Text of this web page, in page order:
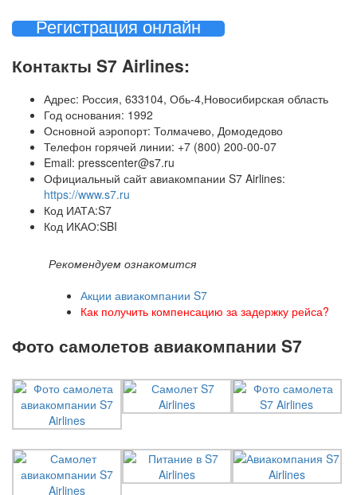
Регистрация онлайн
Контакты S7 Airlines:
Адрес: Россия, 633104, Обь-4,Новосибирская область
Год основания: 1992
Основной аэропорт: Толмачево, Домодедово
Телефон горячей линии: +7 (800) 200-00-07
Email: presscenter@s7.ru
Официальный сайт авиакомпании S7 Airlines:
https://www.s7.ru
Код ИАТА:S7
Код ИКАО:SBI
Рекомендуем ознакомится
Акции авиакомпании S7
Как получить компенсацию за задержку рейса?
Фото самолетов авиакомпании S7